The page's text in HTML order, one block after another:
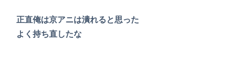
正直俺は京アニは潰れると思った
よく持ち直したな